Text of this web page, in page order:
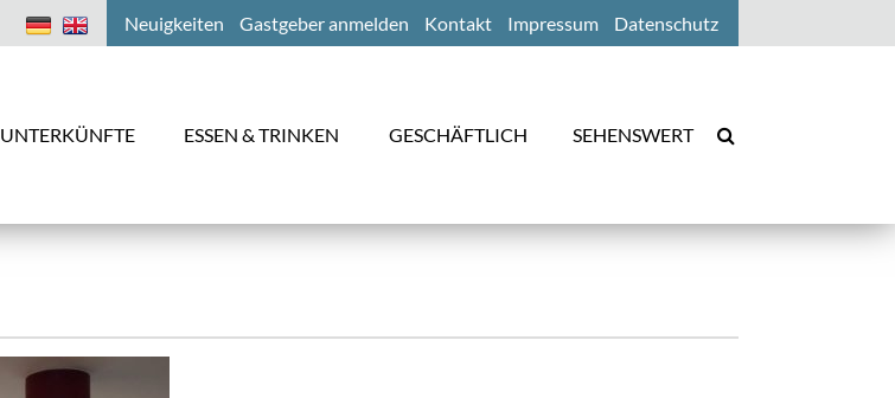
Neuigkeiten Gastgeber anmelden Kontakt Impressum Datenschutz
UNTERKÜNFTE ESSEN & TRINKEN GESCHÄFTLICH SEHENSWERT